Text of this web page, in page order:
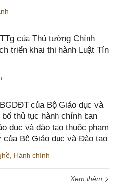
của Thủ tướng Chính
triển khai thi hành Luật Tín
của Bộ Giáo dục và
thủ tục hành chính ban
dục và đào tạo thuộc phạm
của Bộ Giáo dục và Đào tạo
Hành chính
Xem thêm